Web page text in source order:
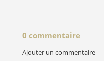
0 commentaire
Ajouter un commentaire